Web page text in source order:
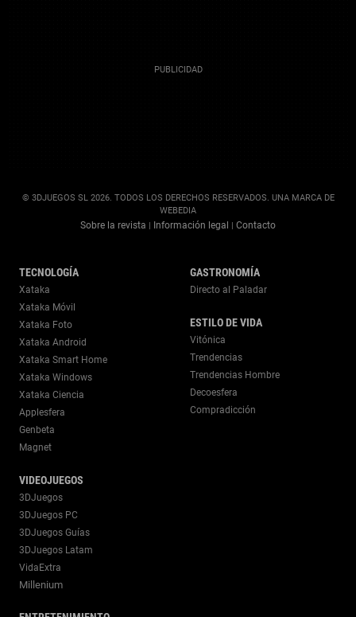
© 3DJUEGOS SL 2026. TODOS LOS DERECHOS RESERVADOS. UNA MARCA DE
WEBEDIA
Sobre la revista | Información legal | Contacto
TECNOLOGÍA
Xataka
Xataka Móvil
Xataka Foto
Xataka Android
Xataka Smart Home
Xataka Windows
Xataka Ciencia
Applesfera
Genbeta
Magnet
VIDEOJUEGOS
3DJuegos
3DJuegos PC
3DJuegos Guías
3DJuegos Latam
VidaExtra
Millenium
GASTRONOMÍA
Directo al Paladar
ESTILO DE VIDA
Vitónica
Trendencias
Trendencias Hombre
Decoesfera
Compradicción